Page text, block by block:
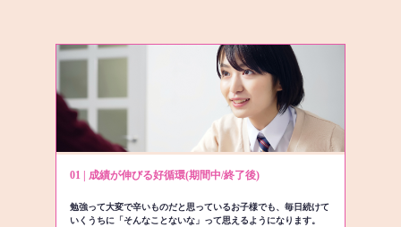
01 | 成績が伸びる好循環(期間中/終了後)
勉強って大変で辛いものだと思っているお子様でも、毎日続けて
いくうちに「そんなことないな」って思えるようになります。